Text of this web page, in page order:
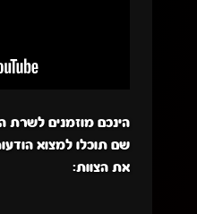
הינכם מוזמנים לשרת
שם תוכלו למצוא
את הצוות: